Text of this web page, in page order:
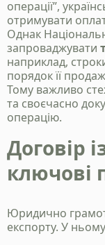
операції”,
отримувати
Однак
запроваджувати
наприклад,
порядок її
Тому важливо
та своєчасно
операцію.
Договір
ключові
Юридично
експорту. У